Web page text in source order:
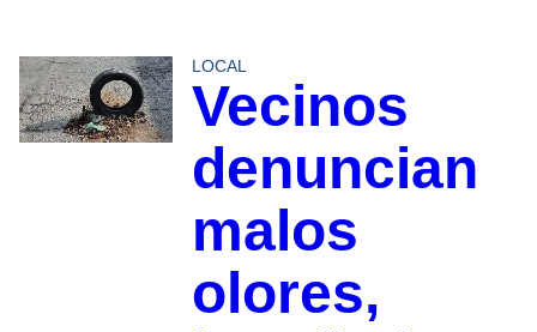
LOCAL
Vecinos
denuncian
malos
olores,